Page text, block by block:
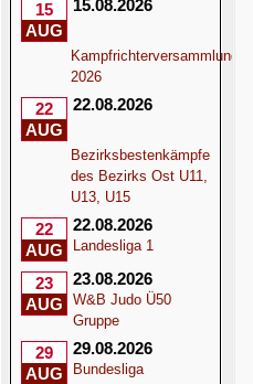
15
AUG
15.08.2026
Kampfrichterversammlung
2026
22
AUG
22.08.2026
Bezirksbestenkämpfe
des Bezirks Ost U11,
U13, U15
22
AUG
22.08.2026
Landesliga 1
23
AUG
23.08.2026
W&B Judo Ü50
Gruppe
29
AUG
29.08.2026
Bundesliga